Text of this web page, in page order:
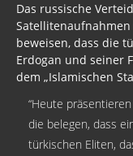
Das russische
beweisen, dass die
Erdogan und seiner
dem „Islamischen
“Heute
die belegen, dass
türkischen Eliten,